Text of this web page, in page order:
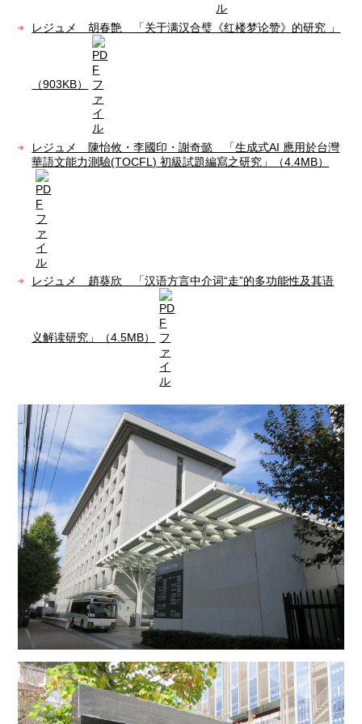
レジュメ 胡春艶 「关于满汉合璧《红楼梦论赞》的研究 」
（903KB）
レジュメ 陳怡攸・李國印・謝奇懿 「生成式AI 應用於台灣
華語文能力測驗(TOCFL) 初級試題編寫之研究」（4.4MB）
レジュメ 趙葵欣 「汉语方言中介词“走”的多功能性及其语
义解读研究」（4.5MB）